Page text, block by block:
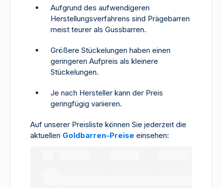
Aufgrund des aufwendigeren
Herstellungsverfahrens sind Prägebarren
meist teurer als Gussbarren.
Größere Stückelungen haben einen
geringeren Aufpreis als kleinere
Stückelungen.
Je nach Hersteller kann der Preis
geringfügig variieren.
Auf unserer Preisliste können Sie jederzeit die
aktuellen Goldbarren-Preise einsehen: